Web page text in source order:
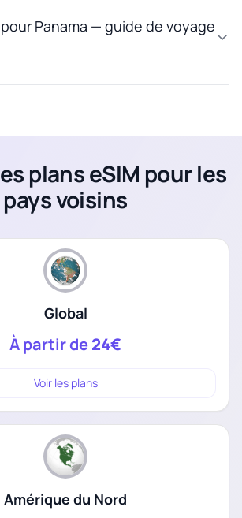
Panama — guide de voyage
plans eSIM pour les
pays voisins
Global
À partir de24€
Voir les plans
Amérique du Nord